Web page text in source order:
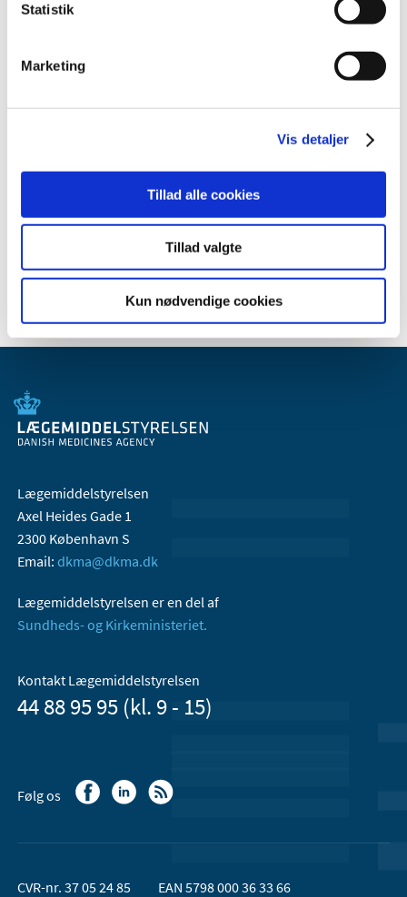
Statistik
Marketing
Vis detaljer
Tillad alle cookies
Tillad valgte
Kun nødvendige cookies
oktober (1)
2007 (3)
2005 (2)
Lægemiddelstyrelsen
Axel Heides Gade 1
2300 København S
Email: dkma@dkma.dk
Lægemiddelstyrelsen er en del af
Sundheds- og Kirkeministeriet.
Kontakt Lægemiddelstyrelsen
44 88 95 95 (kl. 9 - 15)
Følg os
CVR-nr. 37 05 24 85 EAN 5798 000 36 33 66